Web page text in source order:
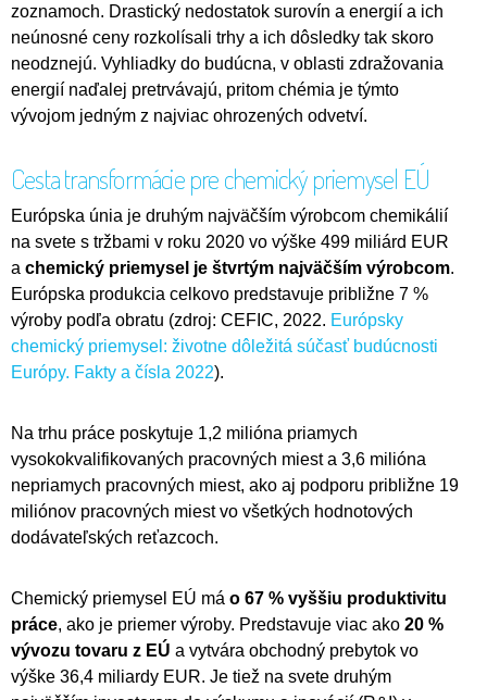
zoznamoch. Drastický nedostatok surovín a energií a ich
neúnosné ceny rozkolísali trhy a ich dôsledky tak skoro
neodznejú. Vyhliadky do budúcna, v oblasti zdražovania
energií naďalej pretrvávajú, pritom chémia je týmto
vývojom jedným z najviac ohrozených odvetví.
Cesta transformácie pre chemický priemysel EÚ
Európska únia je druhým najväčším výrobcom chemikálií
na svete s tržbami v roku 2020 vo výške 499 miliárd EUR
a chemický priemysel je štvrtým najväčším výrobcom.
Európska produkcia celkovo predstavuje približne 7 %
výroby podľa obratu (zdroj: CEFIC, 2022. Európsky
chemický priemysel: životne dôležitá súčasť budúcnosti
Európy. Fakty a čísla 2022).
Na trhu práce poskytuje 1,2 milióna priamych
vysokokvalifikovaných pracovných miest a 3,6 milióna
nepriamych pracovných miest, ako aj podporu približne 19
miliónov pracovných miest vo všetkých hodnotových
dodávateľských reťazcoch.
Chemický priemysel EÚ má o 67 % vyššiu produktivitu
práce, ako je priemer výroby. Predstavuje viac ako 20 %
vývozu tovaru z EÚ a vytvára obchodný prebytok vo
výške 36,4 miliardy EUR. Je tiež na svete druhým